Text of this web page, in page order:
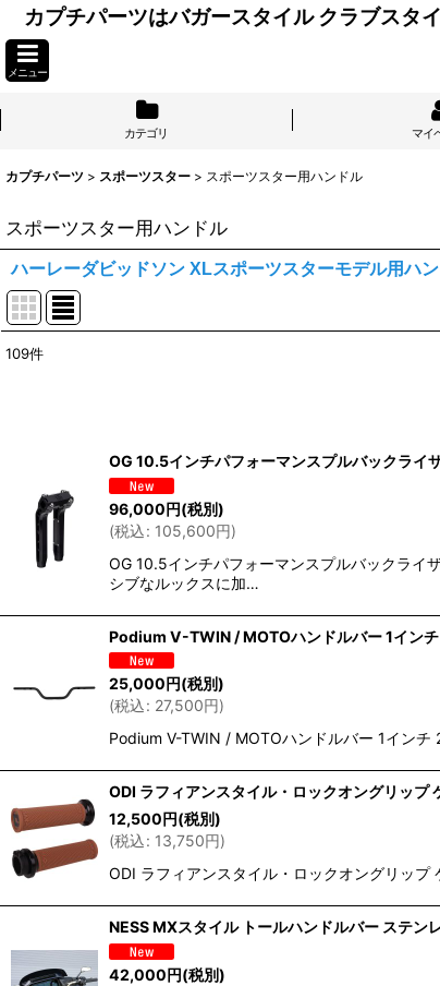
カプチパーツはバガースタイル クラブスタ
メニュー
カテゴリ マイ
カプチパーツ > スポーツスター > スポーツスター用ハンドル
スポーツスター用ハンドル
ハーレーダビッドソン XLスポーツスターモデル用ハ
109件
OG 10.5インチパフォーマンスプルバックライ
96,000円(税別)
(税込: 105,600円)
OG 10.5インチパフォーマンスプルバックライ
シブなルックスに加…
Podium V-TWIN / MOTOハンドルバー 1イン
25,000円(税別)
(税込: 27,500円)
Podium V-TWIN / MOTOハンドルバー 1イン
ODI ラフィアンスタイル・ロックオングリップ
12,500円(税別)
(税込: 13,750円)
ODI ラフィアンスタイル・ロックオングリッ
NESS MXスタイル トールハンドルバー ステン
42,000円(税別)